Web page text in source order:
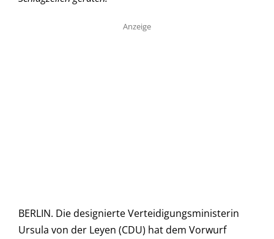
Anzeige
BERLIN. Die designierte Verteidigungsministerin
Ursula von der Leyen (CDU) hat dem Vorwurf